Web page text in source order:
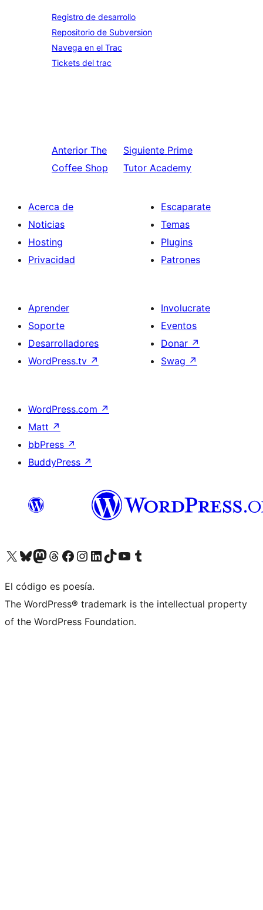
Registro de desarrollo
Repositorio de Subversion
Navega en el Trac
Tickets del trac
Anterior The
Coffee Shop
Siguiente Prime
Tutor Academy
Acerca de
Noticias
Hosting
Privacidad
Escaparate
Temas
Plugins
Patrones
Aprender
Soporte
Desarrolladores
WordPress.tv ↗
Involucrate
Eventos
Donar ↗
Swag ↗
WordPress.com ↗
Matt ↗
bbPress ↗
BuddyPress ↗
Visitá nuestra cuenta de X (anteriormente Twitter)
Visitá nuestra cuenta de Bluesky
Visitá nuestra cuenta de Mastodon
Visitá nuestra cuenta de Threads
Visitá nuestra página de Facebook
Visitá nuestra cuenta de Instagram
Visitá nuestra cuenta de LinkedIn
Visitá nuestra cuenta de TikTok
Visitá nuestro canal de YouTube
Visitá nuestra cuenta de Tumblr
El código es poesía.
The WordPress® trademark is the intellectual property
of the WordPress Foundation.